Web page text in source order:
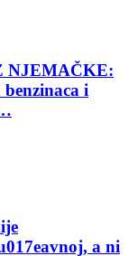
NJEMAČKE:
i
a ni